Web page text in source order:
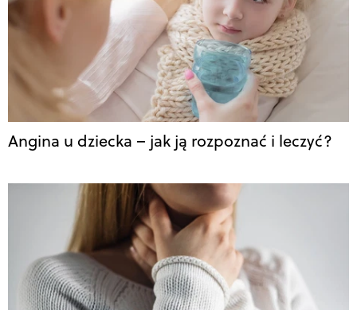
Angina u dziecka – jak ją rozpoznać i leczyć?